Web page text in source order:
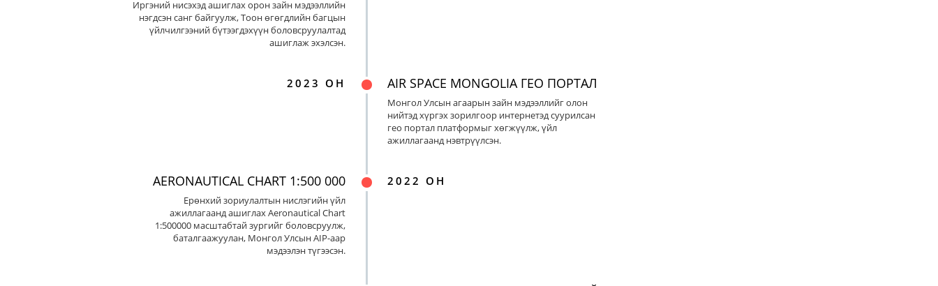
Иргэний нисэхэд ашиглах орон зайн мэдээллийн
нэгдсэн санг байгуулж, Тоон өгөгдлийн багцын
үйлчилгээний бүтээгдэхүүн боловсруулалтад
ашиглаж эхэлсэн.
2023 ОН AIR SPACE MONGOLIA ГЕО ПОРТАЛ
Монгол Улсын агаарын зайн мэдээллийг олон
нийтэд хүргэх зорилгоор интернетэд суурилсан
гео портал платформыг хөгжүүлж, үйл
ажиллагаанд нэвтрүүлсэн.
2022 ОН
AERONAUTICAL CHART 1:500 000
Ерөнхий зориулалтын нислэгийн үйл
ажиллагаанд ашиглах Aeronautical Chart
1:500000 масштабтай зургийг боловсруулж,
баталгаажуулан, Монгол Улсын AIP-аар
мэдээлэн түгээсэн.